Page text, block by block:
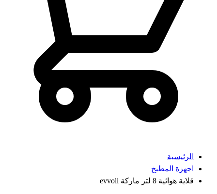
الرئيسية
اجهزة المطبخ
قلاية هوائية 8 لتر ماركة evvoli